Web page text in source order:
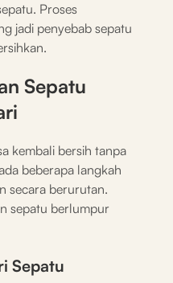
Proses
jadi penyebab sepatu
Sepatu
kembali bersih tanpa
beberapa langkah
secara berurutan.
sepatu berlumpur
Sepatu